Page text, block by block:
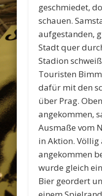
geschmiedet,
schauen.
aufgestanden,
Stadt quer
Stadion
Touristen
dafür mit den
über Prag.
angekommen,
Ausmaße vom
in Aktion. Völlig
angekommen
wurde gleich
Bier geordert